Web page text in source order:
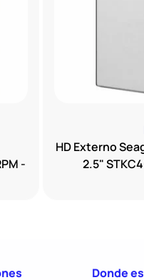
HD Externo
2.5"
-
Donde